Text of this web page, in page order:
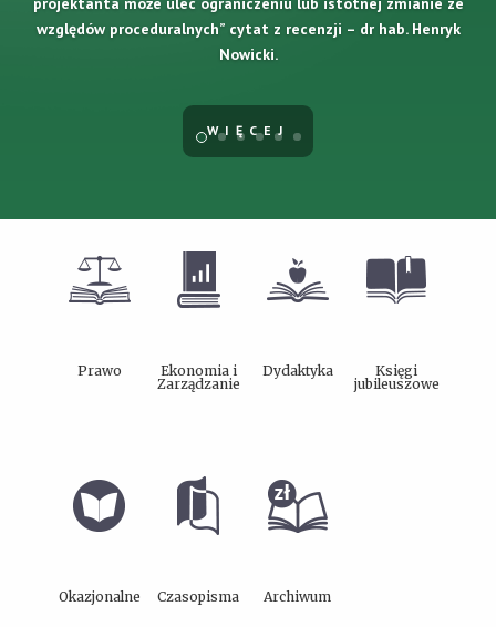
względów proceduralnych” cytat z recenzji – dr hab. Henryk
Nowicki.
WIĘCEJ
Prawo
Ekonomia i
Zarządzanie
Dydaktyka
Księgi
jubileuszowe
Okazjonalne Czasopisma Archiwum